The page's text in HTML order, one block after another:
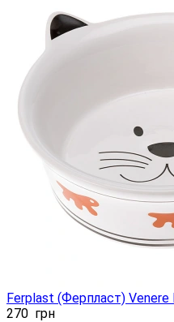
Ferplast (Ферпласт)
270 грн